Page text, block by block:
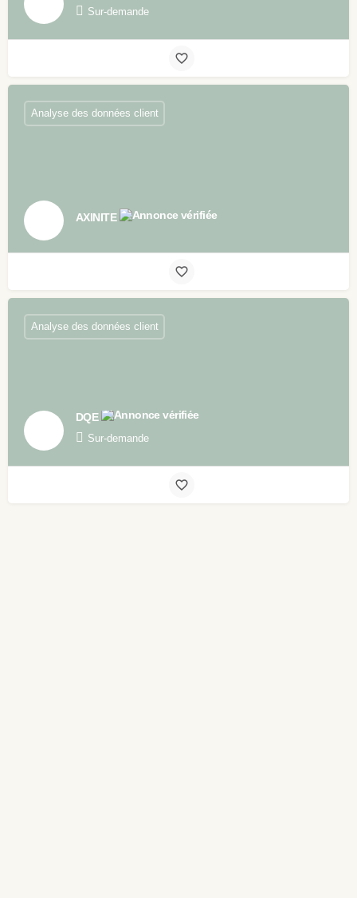
Sur-demande
AXINITE
Analyse des données client
DQE
Sur-demande
Analyse des données client